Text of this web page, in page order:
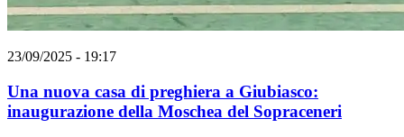
23/09/2025 - 19:17
Una nuova casa di preghiera a Giubiasco:
inaugurazione della Moschea del Sopraceneri